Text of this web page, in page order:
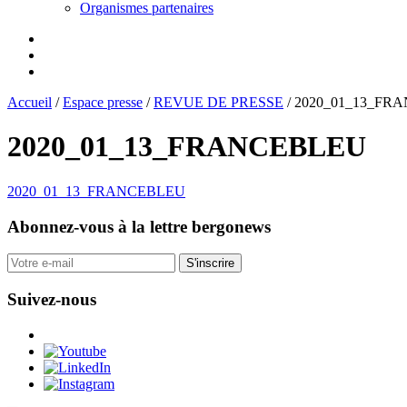
Organismes partenaires
Accueil /Espace presse /REVUE DE PRESSE /
2020_01_13_FRANCEBLEU
2020_01_13_FRANCEBLEU
Abonnez-vous à la lettre bergonews
S'inscrire
Suivez-nous